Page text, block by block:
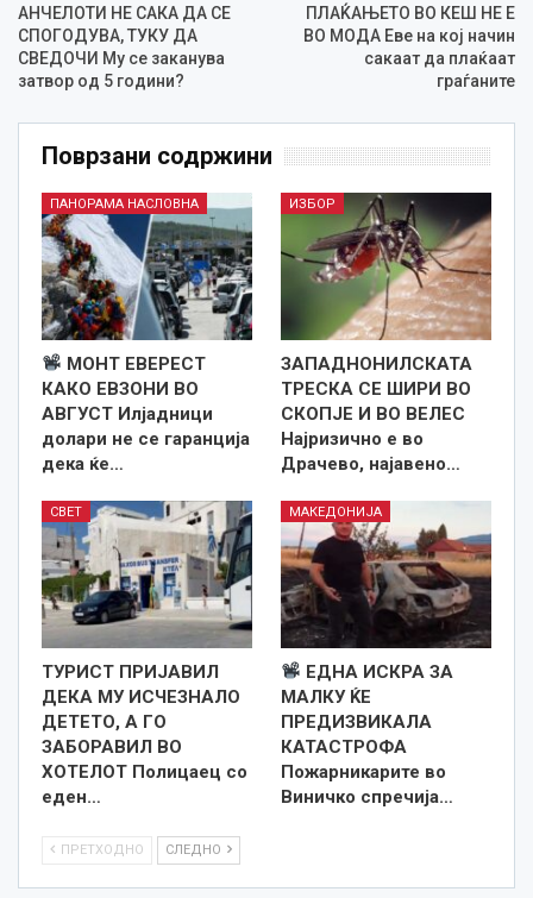
АНЧЕЛОТИ НЕ САКА ДА СЕ
СПОГОДУВА, ТУКУ ДА
СВЕДОЧИ Му се заканува
затвор од 5 години?
ПЛАЌАЊЕТО ВО КЕШ НЕ Е
ВО МОДА Еве на кој начин
сакаат да плаќаат
граѓаните
Поврзани содржини
ПАНОРАМА НАСЛОВНА
МОНТ ЕВЕРЕСТ
КАКО ЕВЗОНИ ВО
АВГУСТ Илјадници
долари не се гаранција
дека ќе…
ИЗБОР
ЗАПАДНОНИЛСКАТА
ТРЕСКА СЕ ШИРИ ВО
СКОПЈЕ И ВО ВЕЛЕС
Најризично е во
Драчево, најавено…
СВЕТ
ТУРИСТ ПРИЈАВИЛ
ДЕКА МУ ИСЧЕЗНАЛО
ДЕТЕТО, А ГО
ЗАБОРАВИЛ ВО
ХОТЕЛОТ Полицаец со
еден…
МАКЕДОНИЈА
ЕДНА ИСКРА ЗА
МАЛКУ ЌЕ
ПРЕДИЗВИКАЛА
КАТАСТРОФА
Пожарникарите во
Виничко спречија…
ПРЕТХОДНО СЛЕДНО